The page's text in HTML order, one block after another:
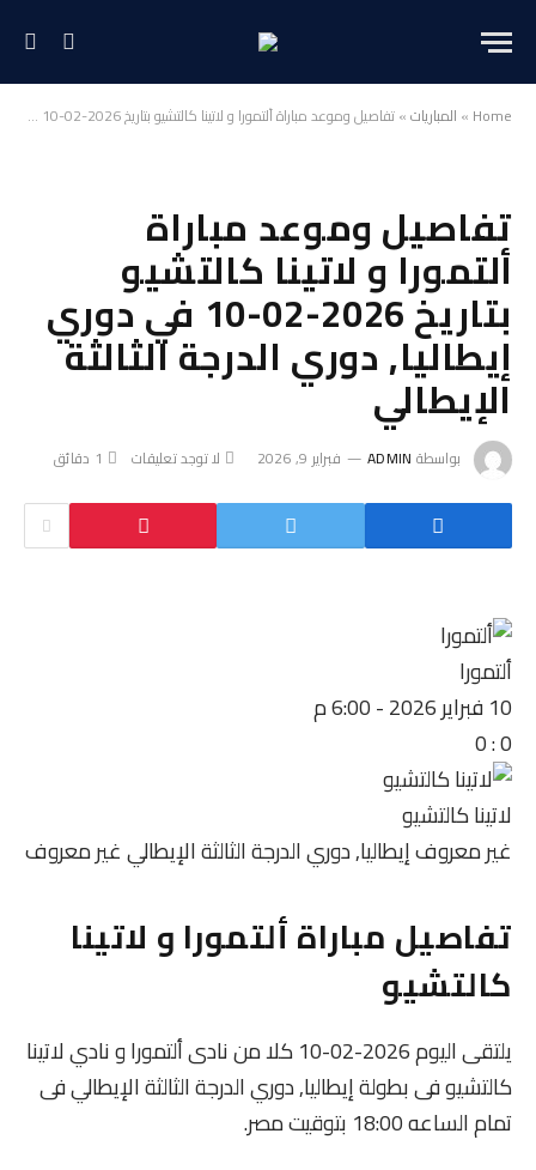
Home
» المباريات»تفاصيل وموعد مباراة ألتمورا و لاتينا كالتشيو بتاريخ 2026-02-10 في دوري إيطاليا, دوري الدرجة الثالثة الإيطالي
تفاصيل وموعد مباراة
ألتمورا و لاتينا كالتشيو
بتاريخ 2026-02-10 في دوري
إيطاليا, دوري الدرجة الثالثة
الإيطالي
بواسطة ADMIN فبراير 9, 2026 لا توجد تعليقات 1 دقائق
ألتمورا
10 فبراير 2026
-6:00 م
0
:
0
لاتينا كالتشيو
غير معروفإيطاليا, دوري الدرجة الثالثة الإيطاليغير معروف
تفاصيل مباراة ألتمورا و لاتينا
كالتشيو
يلتقى اليوم 2026-02-10 كلا من نادى ألتمورا و نادي لاتينا
كالتشيو فى بطولة إيطاليا, دوري الدرجة الثالثة الإيطالي فى
تمام الساعه 18:00 بتوقيت مصر.